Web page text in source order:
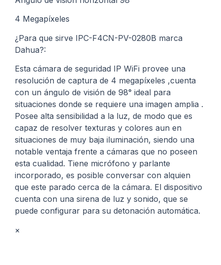
4 Megapíxeles
¿Para que sirve IPC-F4CN-PV-0280B marca
Dahua?:
Esta cámara de seguridad IP WiFi provee una
resolución de captura de 4 megapíxeles ,cuenta
con un ángulo de visión de 98° ideal para
situaciones donde se requiere una imagen amplia .
Posee alta sensibilidad a la luz, de modo que es
capaz de resolver texturas y colores aun en
situaciones de muy baja iluminación, siendo una
notable ventaja frente a cámaras que no poseen
esta cualidad. Tiene micrófono y parlante
incorporado, es posible conversar con alquien
que este parado cerca de la cámara. El dispositivo
cuenta con una sirena de luz y sonido, que se
puede configurar para su detonación automática.
×